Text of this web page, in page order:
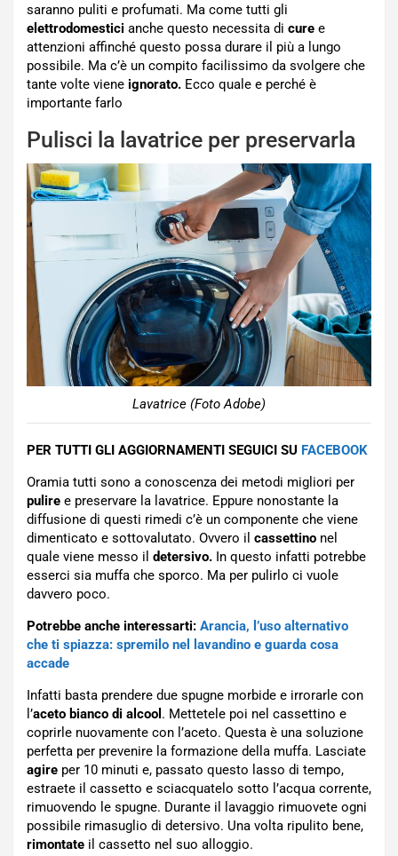
saranno puliti e profumati. Ma come tutti gli
elettrodomestici anche questo necessita di cure e
attenzioni affinché questo possa durare il più a lungo
possibile. Ma c’è un compito facilissimo da svolgere che
tante volte viene ignorato. Ecco quale e perché è
importante farlo
Pulisci la lavatrice per preservarla
Lavatrice (Foto Adobe)
PER TUTTI GLI AGGIORNAMENTI SEGUICI SU FACEBOOK
Oramia tutti sono a conoscenza dei metodi migliori per
pulire e preservare la lavatrice. Eppure nonostante la
diffusione di questi rimedi c’è un componente che viene
dimenticato e sottovalutato. Ovvero il cassettino nel
quale viene messo il detersivo. In questo infatti potrebbe
esserci sia muffa che sporco. Ma per pulirlo ci vuole
davvero poco.
Potrebbe anche interessarti: Arancia, l’uso alternativo
che ti spiazza: spremilo nel lavandino e guarda cosa
accade
Infatti basta prendere due spugne morbide e irrorarle con
l’aceto bianco di alcool . Mettetele poi nel cassettino e
coprirle nuovamente con l’aceto. Questa è una soluzione
perfetta per prevenire la formazione della muffa. Lasciate
agire per 10 minuti e, passato questo lasso di tempo,
estraete il cassetto e sciacquatelo sotto l’acqua corrente,
rimuovendo le spugne. Durante il lavaggio rimuovete ogni
possibile rimasuglio di detersivo. Una volta ripulito bene,
rimontate il cassetto nel suo alloggio.